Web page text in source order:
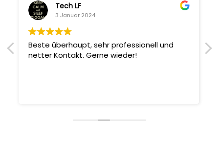
Tech LF
3 Januar 2024
Beste überhaupt, sehr professionell und
netter Kontakt. Gerne wieder!